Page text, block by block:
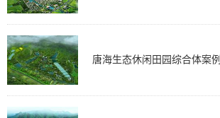
唐海生态休闲田园综合体案例